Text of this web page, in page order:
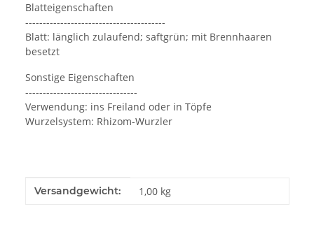
Blatteigenschaften
----------------------------------------
Blatt: länglich zulaufend; saftgrün; mit Brennhaaren
besetzt
Sonstige Eigenschaften
--------------------------------
Verwendung: ins Freiland oder in Töpfe
Wurzelsystem: Rhizom-Wurzler
Produkteigenschaft
Wert
Versandgewicht: 1,00 kg